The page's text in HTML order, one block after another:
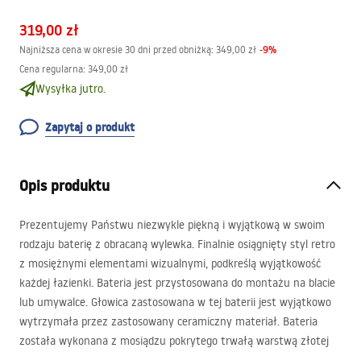
319,00 zł
Najniższa cena w okresie 30 dni przed obniżką: 349,00 zł -9%
Cena regularna: 349,00 zł
Wysyłka jutro.
Zapytaj o produkt
Opis produktu
Prezentujemy Państwu niezwykle piękną i wyjątkową w swoim
rodzaju baterię z obracaną wylewka. Finalnie osiągnięty styl retro
z mosiężnymi elementami wizualnymi, podkreślą wyjątkowość
każdej łazienki. Bateria jest przystosowana do montażu na blacie
lub umywalce. Głowica zastosowana w tej baterii jest wyjątkowo
wytrzymała przez zastosowany ceramiczny materiał. Bateria
została wykonana z mosiądzu pokrytego trwałą warstwą złotej